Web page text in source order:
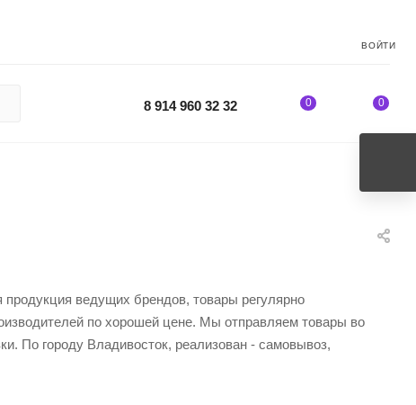
ВОЙТИ
8 914 960 32 32 0 0
продукция ведущих брендов, товары регулярно
по хорошей цене. Мы отправляем товары во
По городу Владивосток, реализован - самовывоз,